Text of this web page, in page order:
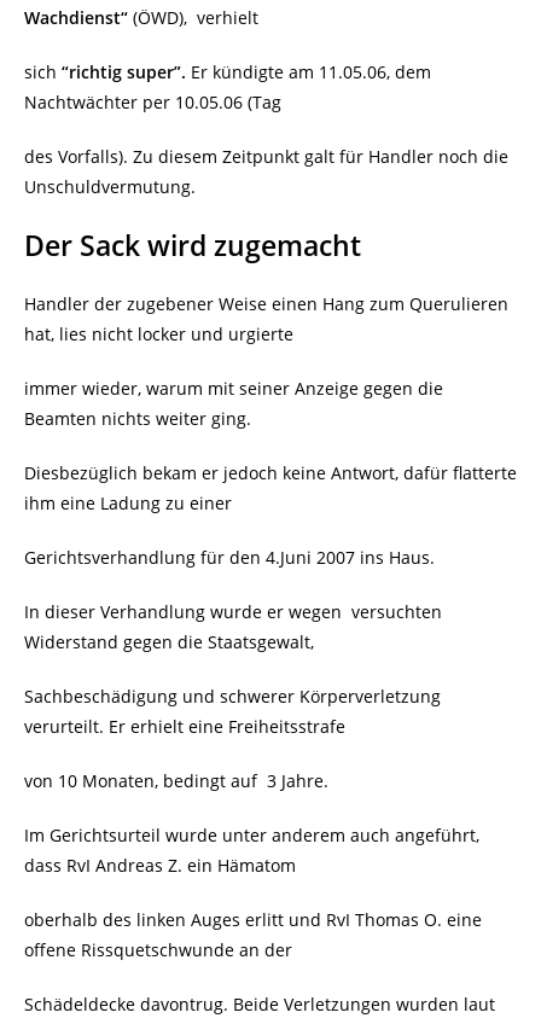
Wachdienst“ (ÖWD), verhielt
sich “richtig super”. Er kündigte am 11.05.06, dem
Nachtwächter per 10.05.06 (Tag
des Vorfalls). Zu diesem Zeitpunkt galt für Handler noch die
Unschuldvermutung.
Der Sack wird zugemacht
Handler der zugebener Weise einen Hang zum Querulieren
hat, lies nicht locker und urgierte
immer wieder, warum mit seiner Anzeige gegen die
Beamten nichts weiter ging.
Diesbezüglich bekam er jedoch keine Antwort, dafür flatterte
ihm eine Ladung zu einer
Gerichtsverhandlung für den 4.Juni 2007 ins Haus.
In dieser Verhandlung wurde er wegen versuchten
Widerstand gegen die Staatsgewalt,
Sachbeschädigung und schwerer Körperverletzung
verurteilt. Er erhielt eine Freiheitsstrafe
von 10 Monaten, bedingt auf 3 Jahre.
Im Gerichtsurteil wurde unter anderem auch angeführt,
dass RvI Andreas Z. ein Hämatom
oberhalb des linken Auges erlitt und RvI Thomas O. eine
offene Rissquetschwunde an der
Schädeldecke davontrug. Beide Verletzungen wurden laut